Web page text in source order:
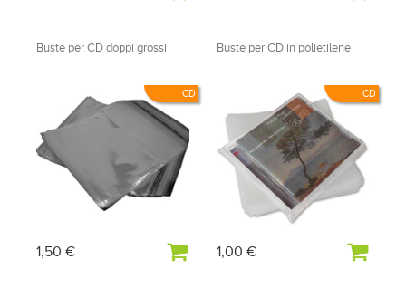
CD
Buste per CD doppi grossi
1,50 €
CD
Buste per CD in polietilene
1,00 €